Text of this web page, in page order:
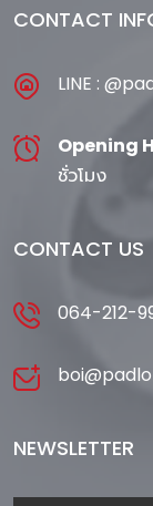
CONTACT
LINE :
Opening
ชั่วโมง
CONTACT US
064-212-
NEWSLETTER